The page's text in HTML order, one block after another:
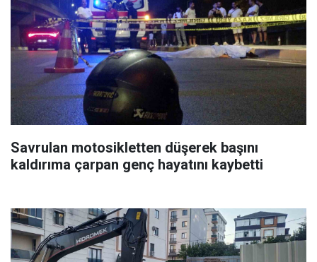
Savrulan motosikletten düşerek başını
kaldırıma çarpan genç hayatını kaybetti